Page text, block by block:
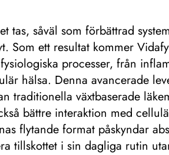
såväl som förbättrad
Som ett resultat kommer
processer, från
hälsa. Denna avancerade
växtbaserade
bättre interaktion med
flytande format påskyndar
tillskottet i sin dagliga rutin